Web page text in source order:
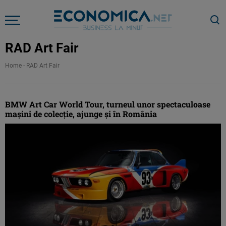
RAD Art Fair
Home - RAD Art Fair
BMW Art Car World Tour, turneul unor spectaculoase
mașini de colecție, ajunge și în România